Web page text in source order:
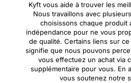
Kyft vous aide à trouver les
Nous travaillons avec
choisissons chaque produit
indépendance pour ne vous
de qualité. Certains liens sur
signifie que nous pouvons
vous effectuez un achat via
supplémentaire pour vous. En
vous soutenez notre